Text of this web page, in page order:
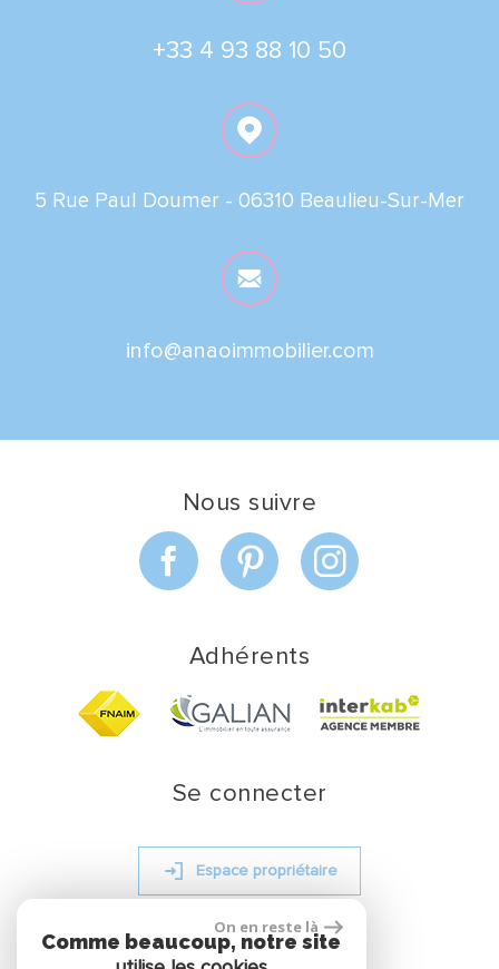
+33 4 93 88 10 50
info@anaoimmobilier.com
5 Rue Paul Doumer - 06310 Beaulieu-Sur-Mer
Nous suivre
Adhérents
Se connecter
Espace propriétaire
site réalisé par
On en reste là
Comme beaucoup, notre site